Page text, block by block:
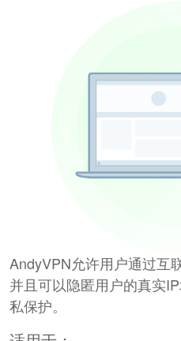
AndyVPN允许用户通过互
并且可以隐匿用户的真实
私保护。